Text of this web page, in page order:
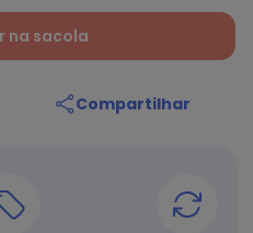
na sacola
Compartilhar